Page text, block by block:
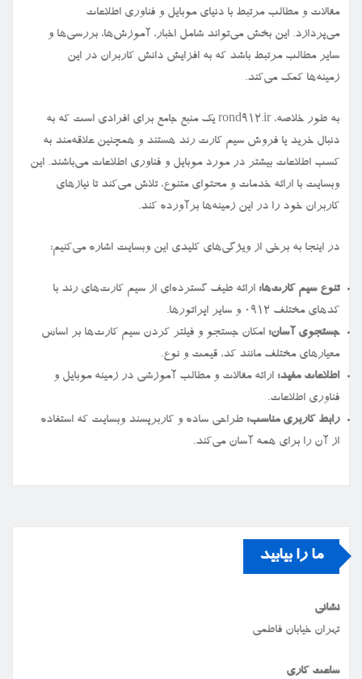
مقالات و مطالب مرتبط با دنیای موبایل و فناوری اطلاعات
می‌پردازد. این بخش می‌تواند شامل اخبار، آموزش‌ها، بررسی‌ها و
سایر مطالب مرتبط باشد که به افزایش دانش کاربران در این
زمینه‌ها کمک می‌کند.
به طور خلاصه، rond912.ir یک منبع جامع برای افرادی است که به
دنبال خرید یا فروش سیم کارت رند هستند و همچنین علاقه‌مند به
کسب اطلاعات بیشتر در مورد موبایل و فناوری اطلاعات می‌باشند. این
وبسایت با ارائه خدمات و محتوای متنوع، تلاش می‌کند تا نیازهای
کاربران خود را در این زمینه‌ها برآورده کند.
در اینجا به برخی از ویژگی‌های کلیدی این وبسایت اشاره می‌کنیم:
تنوع سیم کارت‌ها: ارائه طیف گسترده‌ای از سیم کارت‌های رند با
کدهای مختلف ۰۹۱۲ و سایر اپراتورها.
جستجوی آسان: امکان جستجو و فیلتر کردن سیم کارت‌ها بر اساس
معیارهای مختلف مانند کد، قیمت و نوع.
اطلاعات مفید: ارائه مقالات و مطالب آموزشی در زمینه موبایل و
فناوری اطلاعات.
رابط کاربری مناسب: طراحی ساده و کاربرپسند وبسایت که استفاده
از آن را برای همه آسان می‌کند.
ما را بیابید
نشانی
تهران خیابان فاطمی
ساعت کاری